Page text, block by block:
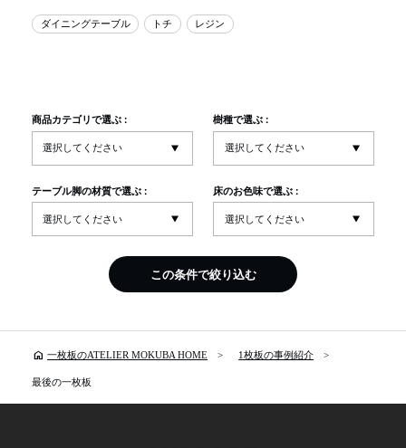
ダイニングテーブル トチ レジン
商品カテゴリで選ぶ : 樹種で選ぶ :
テーブル脚の材質で選ぶ : 床のお色味で選ぶ :
この条件で絞り込む
home 一枚板のATELIER MOKUBA HOME 1枚板の事例紹介
最後の一枚板